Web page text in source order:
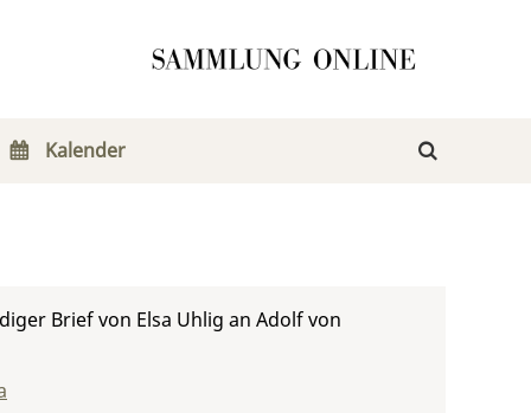
Kalender
Brief von Elsa Uhlig an Adolf von